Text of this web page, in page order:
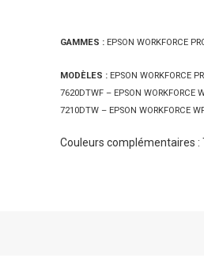
GAMMES : EPSON WORKFORCE
MODÈLES : EPSON WORKFORCE
7620DTWF – EPSON WORKFORCE
7210DTW – EPSON WORKFORCE
Couleurs complémentaires :